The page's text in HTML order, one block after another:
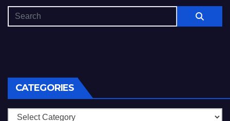
CATEGORIES
Categories